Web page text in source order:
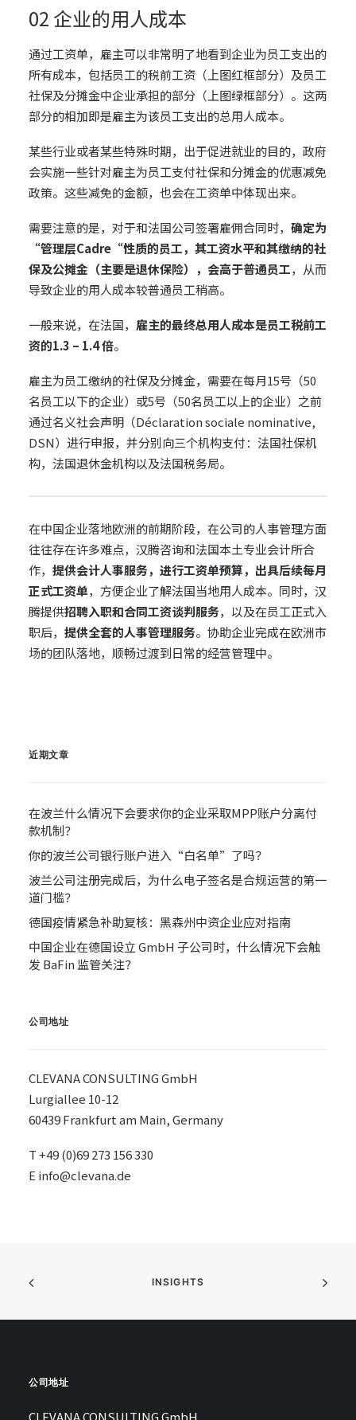
02 企业的用人成本
通过工资单，雇主可以非常明了地看到企业为员工支出的
所有成本，包括员工的税前工资（上图红框部分）及员工
社保及分摊金中企业承担的部分（上图绿框部分）。这两
部分的相加即是雇主为该员工支出的总用人成本。
某些行业或者某些特殊时期，出于促进就业的目的，政府
会实施一些针对雇主为员工支付社保和分摊金的优惠减免
政策。这些减免的金额，也会在工资单中体现出来。
需要注意的是，对于和法国公司签署雇佣合同时， 确定为
“管理层Cadre“性质的员工，其工资水平和其缴纳的社
保及公摊金（主要是退休保险），会高于普通员工，从而
导致企业的用人成本较普通员工稍高。
一般来说，在法国， 雇主的最终总用人成本是员工税前工
资的1.3 – 1.4 倍。
雇主为员工缴纳的社保及分摊金，需要在每月15号（50
名员工以下的企业）或5号（50名员工以上的企业）之前
通过名义社会声明（Déclaration sociale nominative,
DSN）进行申报，并分别向三个机构支付：法国社保机
构，法国退休金机构以及法国税务局。
在中国企业落地欧洲的前期阶段，在公司的人事管理方面
往往存在许多难点，汉腾咨询和法国本土专业会计所合
作， 提供会计人事服务，进行工资单预算，出具后续每月
正式工资单，方便企业了解法国当地用人成本。同时，汉
腾提供招聘入职和合同工资谈判服务，以及在员工正式入
职后， 提供全套的人事管理服务。协助企业完成在欧洲市
场的团队落地，顺畅过渡到日常的经营管理中。
近期文章
在波兰什么情况下会要求你的企业采取MPP账户分离付
款机制？
你的波兰公司银行账户进入“白名单”了吗？
波兰公司注册完成后，为什么电子签名是合规运营的第一
道门槛？
德国疫情紧急补助复核：黑森州中资企业应对指南
中国企业在德国设立 GmbH 子公司时，什么情况下会触
发 BaFin 监管关注？
公司地址
CLEVANA CONSULTING GmbH
Lurgiallee 10-12
60439 Frankfurt am Main, Germany
T +49 (0)69 273 156 330
E info@clevana.de
INSIGHTS
公司地址
CLEVANA CONSULTING GmbH